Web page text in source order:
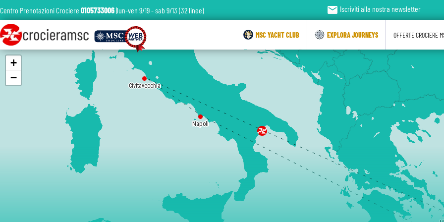
Napoli
Civitavecchia
+
−
Centro Prenotazioni Crociere 0105733006|lun-ven 9/19 - sab 9/13 (32 linee) email Iscriviti alla nostra newsletter
MSC YACHT CLUB EXPLORA JOURNEYS OFFERTE CROCIERE